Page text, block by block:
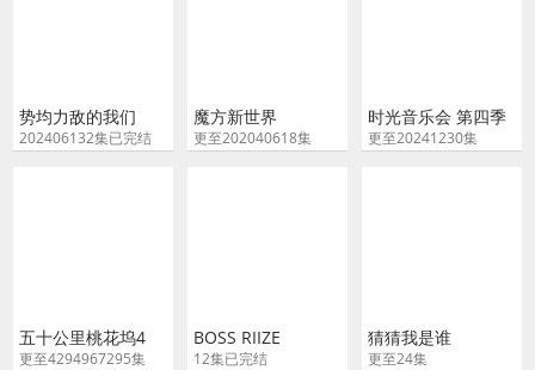
势均力敌的我们
202406132集已完结
魔方新世界
更至202040618集
时光音乐会 第四季
更至20241230集
五十公里桃花坞4
更至4294967295集
BOSS RIIZE
12集已完结
猜猜我是谁
更至24集